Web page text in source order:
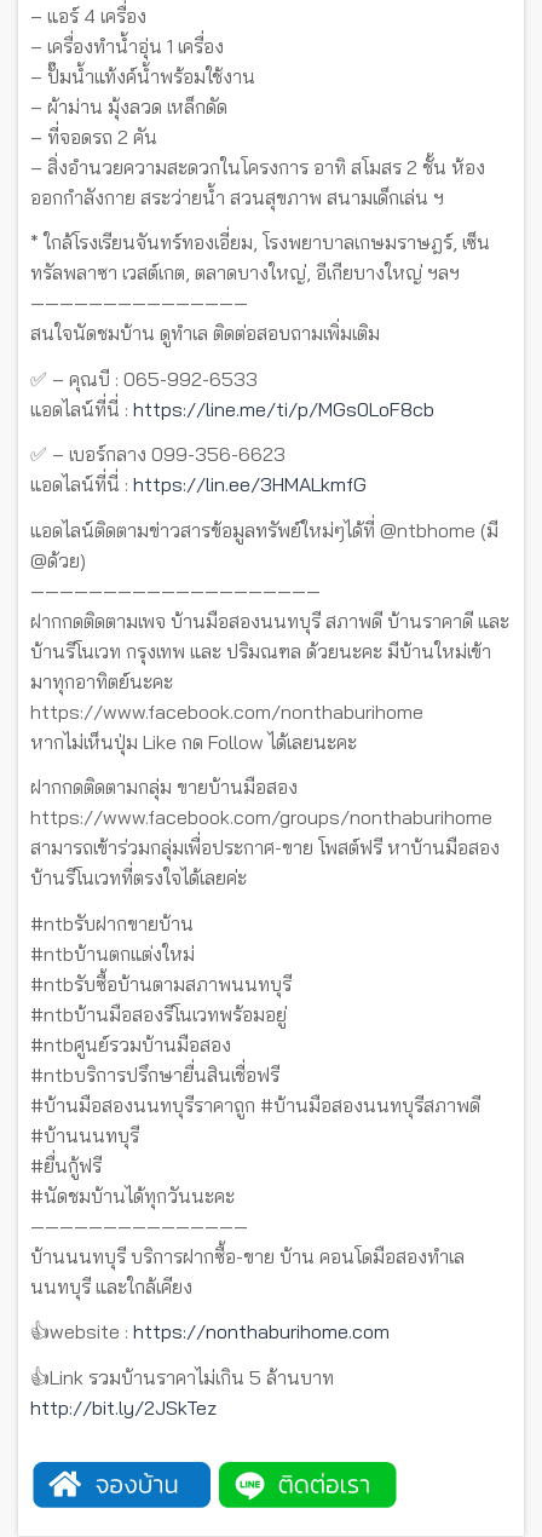
– แอร์ 4 เครื่อง
– เครื่องทำน้ำอุ่น 1 เครื่อง
– ปั๊มน้ำแท้งค์น้ำพร้อมใช้งาน
– ผ้าม่าน มุ้งลวด เหล็กดัด
– ที่จอดรถ 2 คัน
– สิ่งอำนวยความสะดวกในโครงการ อาทิ สโมสร 2 ชั้น ห้อง
ออกกำลังกาย สระว่ายน้ำ สวนสุขภาพ สนามเด็กเล่น ฯ
* ใกล้โรงเรียนจันทร์ทองเอี่ยม, โรงพยาบาลเกษมราษฎร์, เซ็น
ทรัลพลาซา เวสต์เกต, ตลาดบางใหญ่, อีเกียบางใหญ่ ฯลฯ
———————————————
สนใจนัดชมบ้าน ดูทำเล ติดต่อสอบถามเพิ่มเติม
✅ – คุณบี : 065-992-6533
แอดไลน์ที่นี่ : https://line.me/ti/p/MGs0LoF8cb
✅ – เบอร์กลาง 099-356-6623
แอดไลน์ที่นี่ : https://lin.ee/3HMALkmfG
แอดไลน์ติดตามข่าวสารข้อมูลทรัพย์ใหม่ๆได้ที่ @ntbhome (มี
@ด้วย)
————————————————————
ฝากกดติดตามเพจ บ้านมือสองนนทบุรี สภาพดี บ้านราคาดี และ
บ้านรีโนเวท กรุงเทพ และ ปริมณฑล ด้วยนะคะ มีบ้านใหม่เข้า
มาทุกอาทิตย์นะคะ
https://www.facebook.com/nonthaburihome
หากไม่เห็นปุ่ม Like กด Follow ได้เลยนะคะ
ฝากกดติดตามกลุ่ม ขายบ้านมือสอง
https://www.facebook.com/groups/nonthaburihome
สามารถเข้าร่วมกลุ่มเพื่อประกาศ-ขาย โพสต์ฟรี หาบ้านมือสอง
บ้านรีโนเวทที่ตรงใจได้เลยค่ะ
#ntbรับฝากขายบ้าน
#ntbบ้านตกแต่งใหม่
#ntbรับซื้อบ้านตามสภาพนนทบุรี
#ntbบ้านมือสองรีโนเวทพร้อมอยู่
#ntbศูนย์รวมบ้านมือสอง
#ntbบริการปรึกษายื่นสินเชื่อฟรี
#บ้านมือสองนนทบุรีราคาถูก #บ้านมือสองนนทบุรีสภาพดี
#บ้านนนทบุรี
#ยื่นกู้ฟรี
#นัดชมบ้านได้ทุกวันนะคะ
———————————————
บ้านนนทบุรี บริการฝากซื้อ-ขาย บ้าน คอนโดมือสองทำเล
นนทบุรี และใกล้เคียง
👍website : https://nonthaburihome.com
👍Link รวมบ้านราคาไม่เกิน 5 ล้านบาท
http://bit.ly/2JSkTez